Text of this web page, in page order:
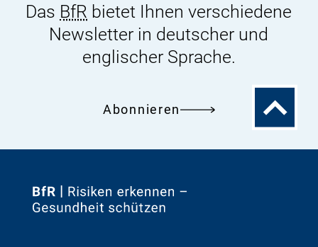
2021
Das BfR bietet Ihnen verschiedene
Newsletter in deutscher und
englischer Sprache.
Abonnieren
Zum
Zur